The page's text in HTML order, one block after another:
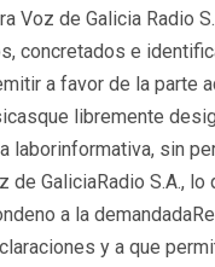
Voz de Galicia Radio
concretados e
a favor de la parte
libremente
laborinformativa, sin
GaliciaRadio S.A., lo
a la
y a que